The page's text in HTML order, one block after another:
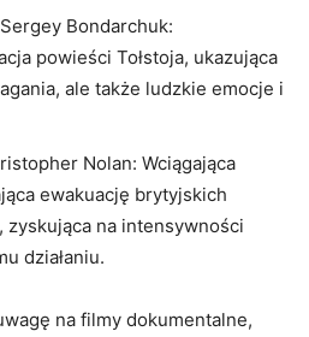
Bondarchuk:
powieści Tołstoja, ukazująca
ale także ludzkie emocje i
Nolan: Wciągająca
ewakuację brytyjskich
zyskująca na intensywności
działaniu.
na filmy dokumentalne,